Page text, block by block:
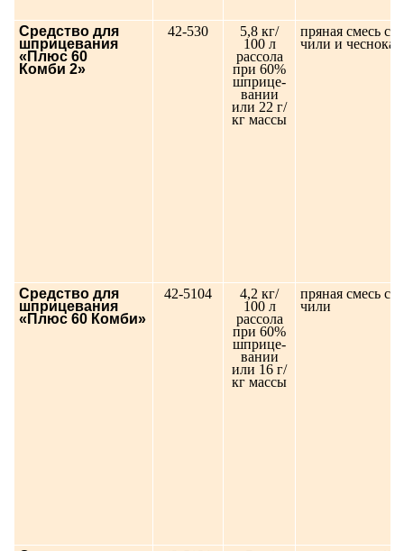
Средство для
шприцевания
«Плюс 60
Комби 2»
42-530
5,8 кг/
100 л
рассола
при 60%
шприце-
вании
или 22 г/
кг массы
пряная смесь с
чили и чеснока
Средство для
шприцевания
«Плюс 60 Комби»
42-5104
4,2 кг/
100 л
рассола
при 60%
шприце-
вании
или 16 г/
кг массы
пряная смесь с
чили